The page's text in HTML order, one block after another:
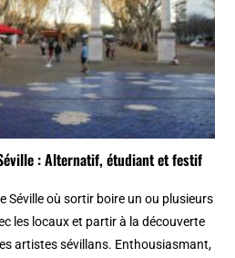
: Alternatif, étudiant et festif
Séville où sortir boire un ou plusieurs
les locaux et partir à la découverte
artistes sévillans. Enthousiasmant,